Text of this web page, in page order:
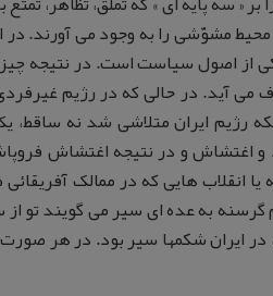
مشوّشی را به وجود می آورند.
از اصول سیاست است. در نتیجه
می آید. در حالی که در رژیم
رژیم ایران متلاشی شد نه
و اغتشاش و در نتیجه اغتشاش
یا انقلاب هایی که در ممالک
گرسنه به عده ای سیر می گویند تو
ایران شکمها سیر بود. در هر صورت